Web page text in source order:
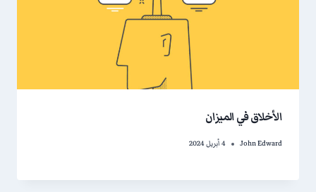
الأخلاق في الميزان
John Edward 4 أبريل 2024